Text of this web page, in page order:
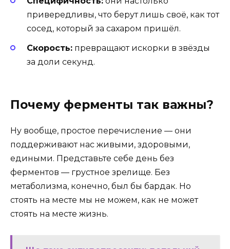
привередливы, что берут лишь своё, как тот
сосед, который за сахаром пришёл.
Скорость: превращают искорки в звёзды
за доли секунд.
Почему ферменты так важны?
Ну вообще, простое перечисление — они
поддерживают нас живыми, здоровыми,
едиными. Представьте себе день без
ферментов — грустное зрелище. Без
метаболизма, конечно, был бы бардак. Но
стоять на месте мы не можем, как не может
стоять на месте жизнь.